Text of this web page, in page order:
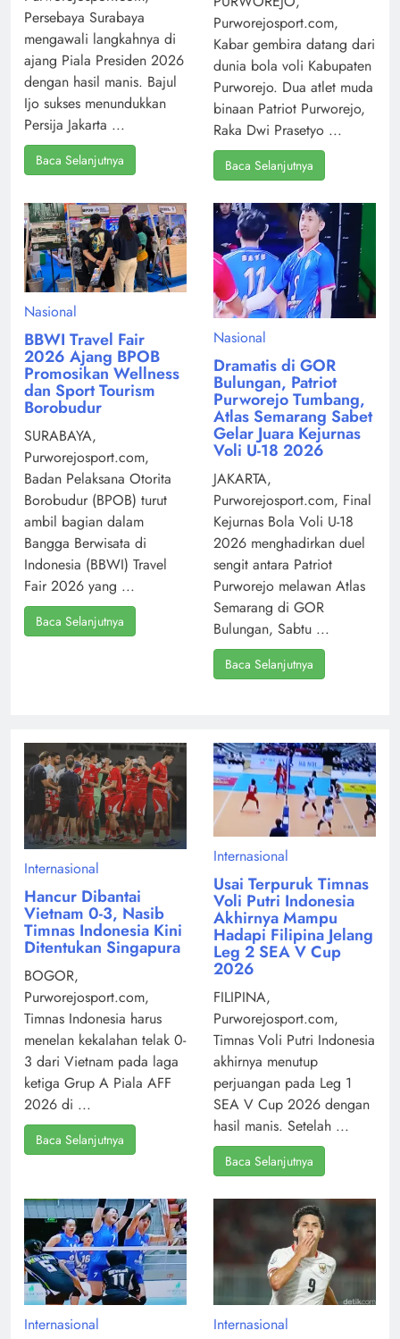
Persebaya Surabaya
mengawali langkahnya di
ajang Piala Presiden 2026
dengan hasil manis. Bajul
Ijo sukses menundukkan
Persija Jakarta ...
Baca Selanjutnya
Purworejosport.com,
Kabar gembira datang dari
dunia bola voli Kabupaten
Purworejo. Dua atlet muda
binaan Patriot Purworejo,
Raka Dwi Prasetyo ...
Baca Selanjutnya
Nasional
BBWI Travel Fair
2026 Ajang BPOB
Promosikan Wellness
dan Sport Tourism
Borobudur
SURABAYA,
Purworejosport.com,
Badan Pelaksana Otorita
Borobudur (BPOB) turut
ambil bagian dalam
Bangga Berwisata di
Indonesia (BBWI) Travel
Fair 2026 yang ...
Baca Selanjutnya
Nasional
Dramatis di GOR
Bulungan, Patriot
Purworejo Tumbang,
Atlas Semarang Sabet
Gelar Juara Kejurnas
Voli U-18 2026
JAKARTA,
Purworejosport.com, Final
Kejurnas Bola Voli U-18
2026 menghadirkan duel
sengit antara Patriot
Purworejo melawan Atlas
Semarang di GOR
Bulungan, Sabtu ...
Baca Selanjutnya
Internasional
Hancur Dibantai
Vietnam 0-3, Nasib
Timnas Indonesia Kini
Ditentukan Singapura
BOGOR,
Purworejosport.com,
Timnas Indonesia harus
menelan kekalahan telak 0-
3 dari Vietnam pada laga
ketiga Grup A Piala AFF
2026 di ...
Baca Selanjutnya
Internasional
Usai Terpuruk Timnas
Voli Putri Indonesia
Akhirnya Mampu
Hadapi Filipina Jelang
Leg 2 SEA V Cup
2026
FILIPINA,
Purworejosport.com,
Timnas Voli Putri Indonesia
akhirnya menutup
perjuangan pada Leg 1
SEA V Cup 2026 dengan
hasil manis. Setelah ...
Baca Selanjutnya
Internasional Internasional